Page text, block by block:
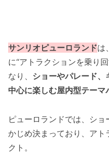
サンリオピューロランドは
に“アトラクションを乗り
なり、 ショーやパレード、
中心に楽しむ屋内型テーマ
ピューロランドでは、シ
かじめ決まっており、ア
クト。